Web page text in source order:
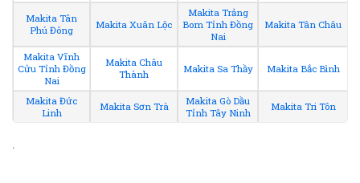
Makita Tân
Phú Đông
Makita Xuân Lộc
Makita Trảng
Bom Tỉnh Đồng
Nai
Makita Tân Châu
Makita Vĩnh
Cửu Tỉnh Đồng
Nai
Makita Châu
Thành
Makita Sa Thầy Makita Bắc Bình
Makita Đức
Linh
Makita Sơn Trà
Makita Gò Dầu
Tỉnh Tây Ninh
Makita Tri Tôn
.